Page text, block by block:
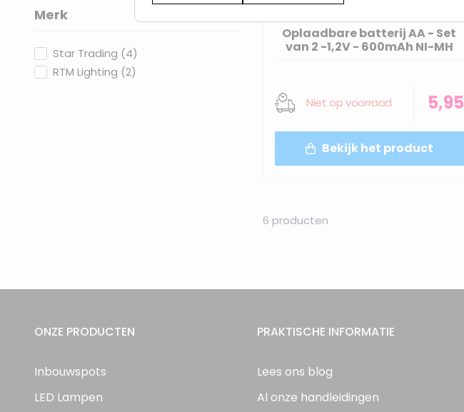
Merk
Star Trading (4products available
)
RTM Lighting (2products available
)
Oplaadbare batterij AA - Set
van 2 -1,2V - 600mAh NI-MH
Niet op voorraad 5,95
Bekijk het product
6 producten
ONZE PRODUCTEN
Inbouwspots
LED Lampen
PRAKTISCHE INFORMATIE
Lees ons blog
Al onze handleidingen